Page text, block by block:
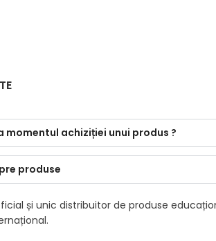
momentul achiziției unui produs ?
produse
și unic distribuitor de produse